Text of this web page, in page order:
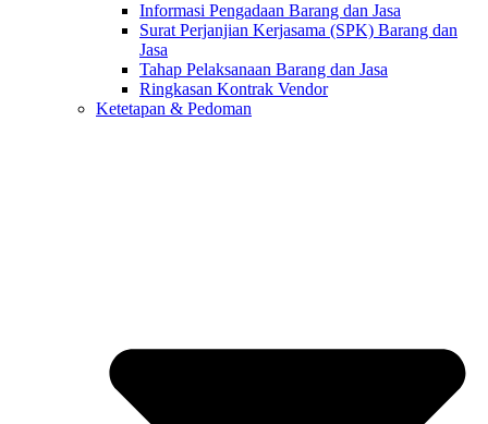
Informasi Pengadaan Barang dan Jasa
Surat Perjanjian Kerjasama (SPK) Barang dan
Jasa
Tahap Pelaksanaan Barang dan Jasa
Ringkasan Kontrak Vendor
Ketetapan & Pedoman